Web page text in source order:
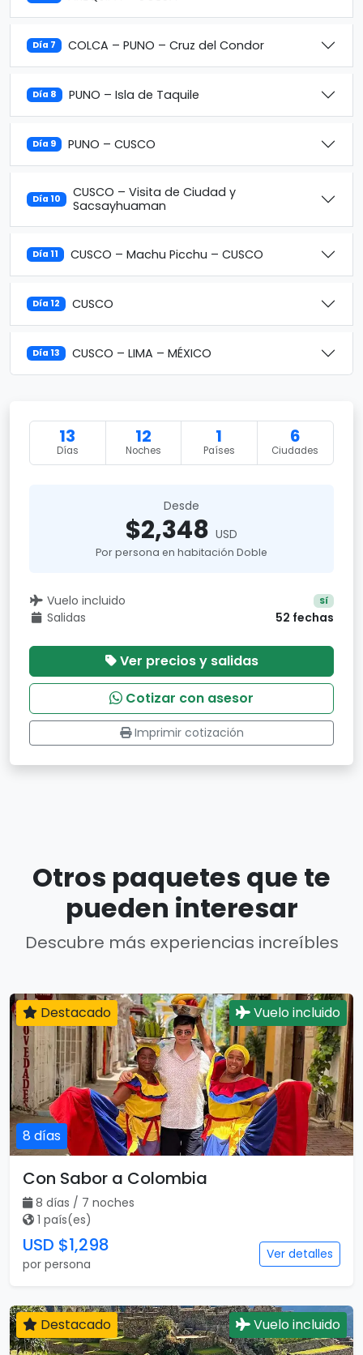
Día 7 COLCA – PUNO – Cruz del Condor
Día 8 PUNO – Isla de Taquile
Día 9 PUNO – CUSCO
Día 10
CUSCO – Visita de Ciudad y
Sacsayhuaman
Día 11 CUSCO – Machu Picchu – CUSCO
Día 12 CUSCO
Día 13 CUSCO – LIMA – MÉXICO
13
Días
12
Noches
1
Países
6
Ciudades
Desde
$2,348 USD
Por persona en habitación Doble
Vuelo incluido Sí
Salidas 52 fechas
Ver precios y salidas
Cotizar con asesor
Imprimir cotización
Otros paquetes que te
pueden interesar
Descubre más experiencias increíbles
8 días
Destacado Vuelo incluido
Con Sabor a Colombia
8 días / 7 noches
1 país(es)
USD $1,298
por persona
Ver detalles
Destacado Vuelo incluido